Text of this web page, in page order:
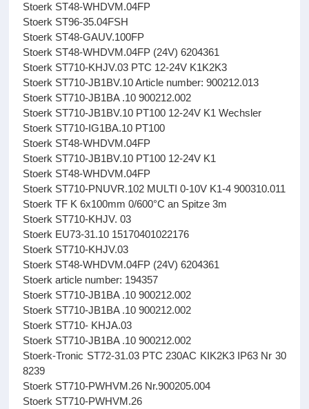
Stoerk ST48-WHDVM.04FP
Stoerk ST96-35.04FSH
Stoerk ST48-GAUV.100FP
Stoerk ST48-WHDVM.04FP (24V) 6204361
Stoerk ST710-KHJV.03 PTC 12-24V K1K2K3
Stoerk ST710-JB1BV.10 Article number: 900212.013
Stoerk ST710-JB1BA .10 900212.002
Stoerk ST710-JB1BV.10 PT100 12-24V K1 Wechsler
Stoerk ST710-IG1BA.10 PT100
Stoerk ST48-WHDVM.04FP
Stoerk ST710-JB1BV.10 PT100 12-24V K1
Stoerk ST48-WHDVM.04FP
Stoerk ST710-PNUVR.102 MULTI 0-10V K1-4 900310.011
Stoerk TF K 6x100mm 0/600°C an Spitze 3m
Stoerk ST710-KHJV. 03
Stoerk EU73-31.10 15170401022176
Stoerk ST710-KHJV.03
Stoerk ST48-WHDVM.04FP (24V) 6204361
Stoerk article number: 194357
Stoerk ST710-JB1BA .10 900212.002
Stoerk ST710-JB1BA .10 900212.002
Stoerk ST710- KHJA.03
Stoerk ST710-JB1BA .10 900212.002
Stoerk-Tronic ST72-31.03 PTC 230AC KIK2K3 IP63 Nr 30
8239
Stoerk ST710-PWHVM.26 Nr.900205.004
Stoerk ST710-PWHVM.26